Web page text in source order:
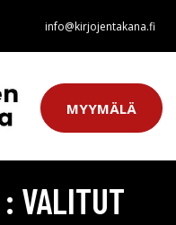
info@kirjojentakana.fi
MYYMÄLÄ
VALITUT